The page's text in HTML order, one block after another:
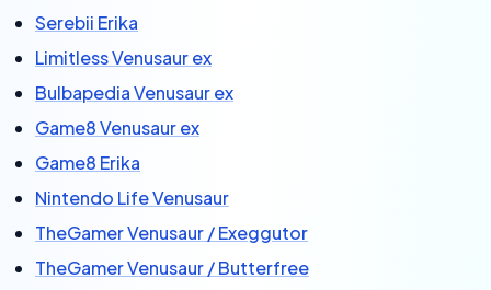
Serebii Erika
Limitless Venusaur ex
Bulbapedia Venusaur ex
Game8 Venusaur ex
Game8 Erika
Nintendo Life Venusaur
TheGamer Venusaur / Exeggutor
TheGamer Venusaur / Butterfree